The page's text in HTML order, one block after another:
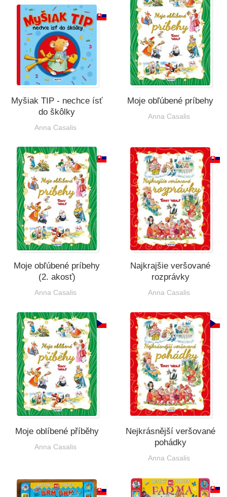
Myšiak TIP - nechce ísť
do škôlky
Anna Casalis
Moje obľúbené príbehy
Anna Casalis
Moje obľúbené príbehy
(2. akosť)
Anna Casalis
Najkrajšie veršované
rozprávky
Anna Casalis
Moje oblíbené příběhy
Anna Casalis
Nejkrásnější veršované
pohádky
Anna Casalis